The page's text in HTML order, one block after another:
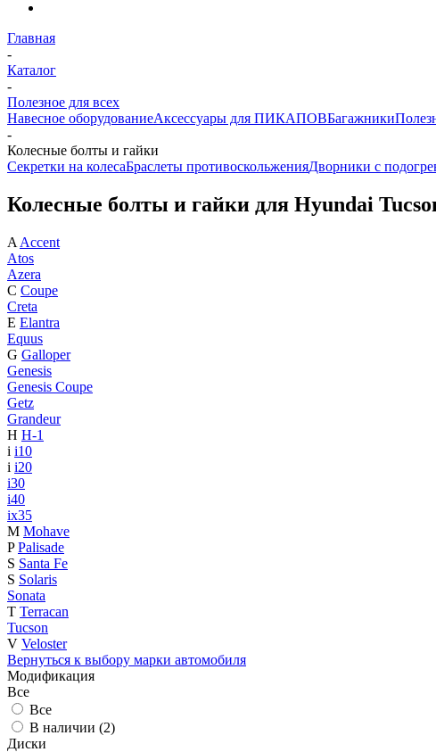
Главная
-
Каталог
-
Полезное для всех
Навесное оборудованиеАксессуары для ПИКАПОВБагажники
-
Колесные болты и гайки
Секретки на колесаБраслеты противоскольженияДворники с
Колесные болты и гайки для Hyundai
A Accent
Atos
Azera
C Coupe
Creta
E Elantra
Equus
G Galloper
Genesis
Genesis Coupe
Getz
Grandeur
H H-1
i i10
i i20
i30
i40
ix35
M Mohave
P Palisade
S Santa Fe
S Solaris
Sonata
T Terracan
Tucson
V Veloster
Вернуться к выбору марки автомобиля
Модификация
Все
Все
В наличии (2)
Диски